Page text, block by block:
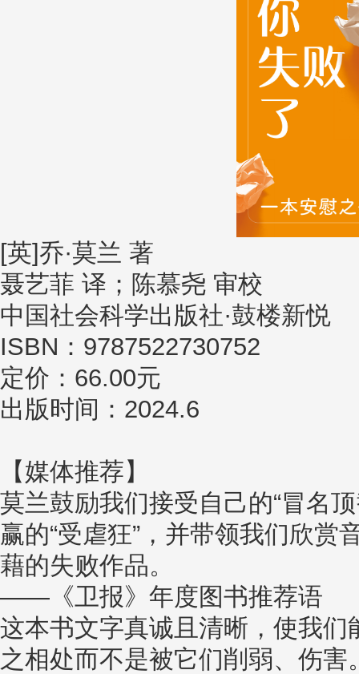
[英]乔·莫兰 著
聂艺菲 译；陈慕尧 审校
中国社会科学出版社·鼓楼新悦
ISBN：9787522730752
定价：66.00元
出版时间：2024.6
【媒体推荐】
莫兰鼓励我们接受自己的“冒名
赢的“受虐狂”，并带领我们欣
藉的失败作品。
——《卫报》年度图书推荐语
这本书文字真诚且清晰，使我
之相处而不是被它们削弱、伤害